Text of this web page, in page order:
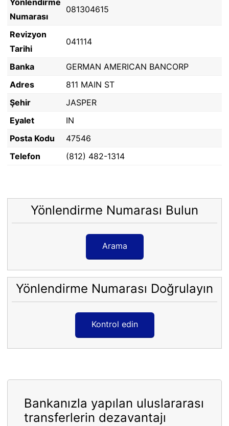
Yönlendirme
Numarası
081304615
Revizyon
Tarihi
041114
Banka
GERMAN AMERICAN BANCORP
Adres
811 MAIN ST
Şehir
JASPER
Eyalet
IN
Posta Kodu
47546
Telefon
(812) 482-1314
Yönlendirme Numarası Bulun
Arama
Yönlendirme Numarası Doğrulayın
Kontrol edin
Bankanızla yapılan uluslararası
transferlerin dezavantajı